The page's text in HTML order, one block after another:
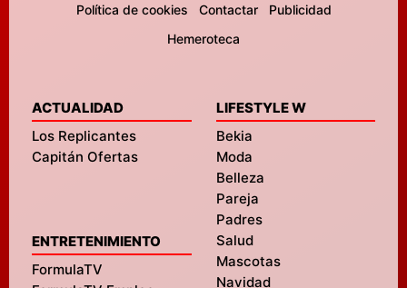
Política de cookies
Contactar
Publicidad
Hemeroteca
ACTUALIDAD
Los Replicantes
Capitán Ofertas
ENTRETENIMIENTO
FormulaTV
LIFESTYLE W
Bekia
Moda
Belleza
Pareja
Padres
Salud
Mascotas
Navidad